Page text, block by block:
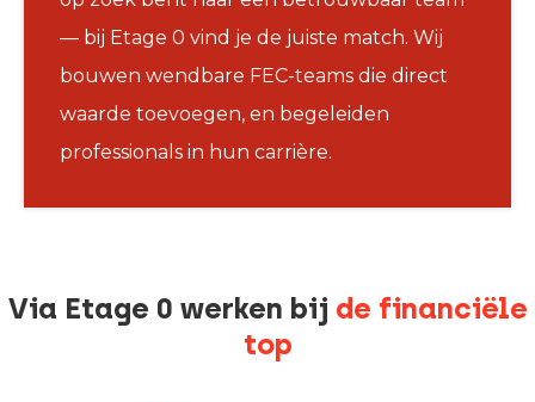
— bij Etage 0 vind je de juiste match. Wij
bouwen wendbare FEC-teams die direct
waarde toevoegen, en begeleiden
professionals in hun carrière.
Via Etage 0 werken bij de financiële
top